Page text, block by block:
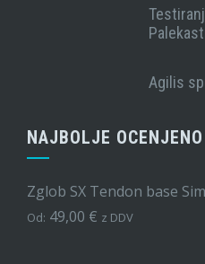
Agilis
NAJBOLJE OCENJENO
Zglob SX Tendon base
Od: 49,00 € z DDV